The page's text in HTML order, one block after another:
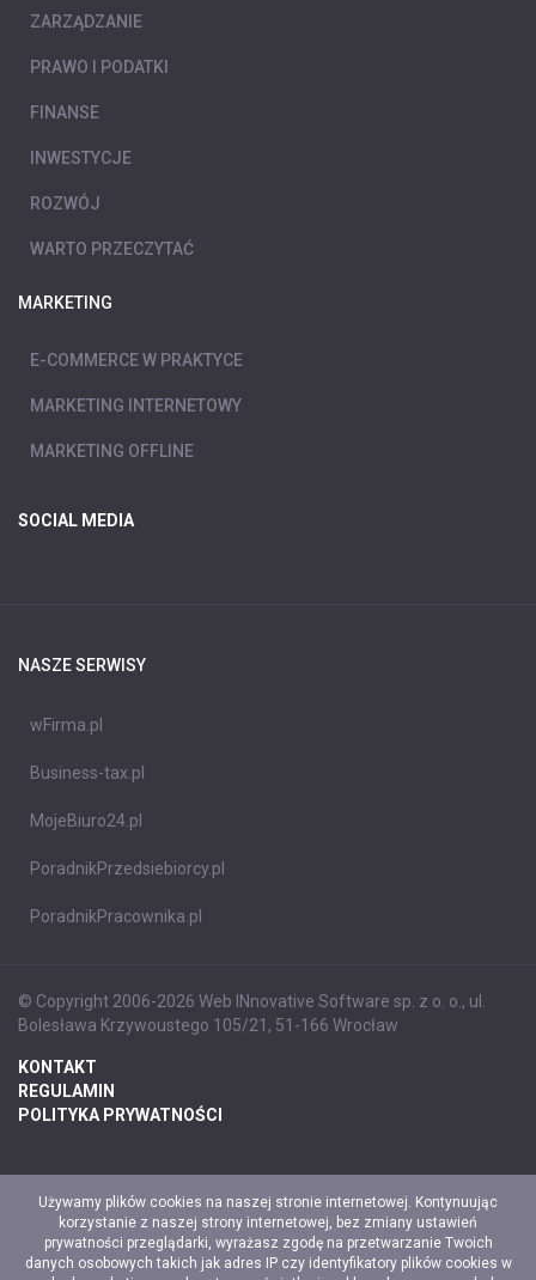
ZARZĄDZANIE
PRAWO I PODATKI
FINANSE
INWESTYCJE
ROZWÓJ
WARTO PRZECZYTAĆ
MARKETING
E-COMMERCE W PRAKTYCE
MARKETING INTERNETOWY
MARKETING OFFLINE
SOCIAL MEDIA
NASZE SERWISY
wFirma.pl
Business-tax.pl
MojeBiuro24.pl
PoradnikPrzedsiebiorcy.pl
PoradnikPracownika.pl
© Copyright 2006-2026 Web INnovative Software sp. z o. o., ul.
Bolesława Krzywoustego 105/21, 51-166 Wrocław
KONTAKT
REGULAMIN
POLITYKA PRYWATNOŚCI
Używamy plików cookies na naszej stronie internetowej. Kontynuując
korzystanie z naszej strony internetowej, bez zmiany ustawień
prywatności przeglądarki, wyrażasz zgodę na przetwarzanie Twoich
danych osobowych takich jak adres IP czy identyfikatory plików cookies w